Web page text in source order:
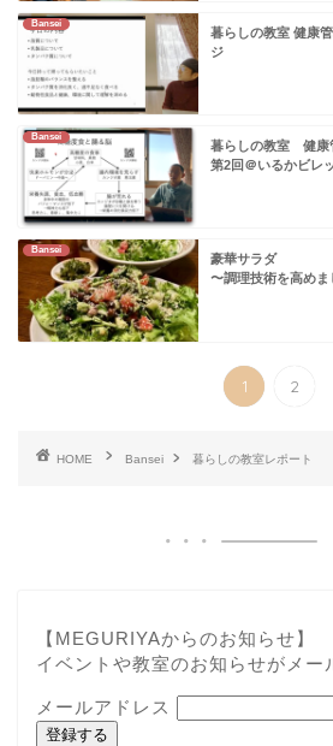
Bansei
暮らしの教室 健康
ジ
Bansei
暮らしの教室 健康
第2回＠いるかビレ
Bansei
豪華サラダ
〜調理技術を高めま
1 2
HOME Bansei 暮らしの教室レポート
【MEGURIYAからのお知らせ】
イベントや教室のお知らせがメー
メールアドレス
登録する